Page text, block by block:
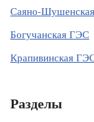
Саяно-
Богучанская ГЭС
Крапивинская
Разделы